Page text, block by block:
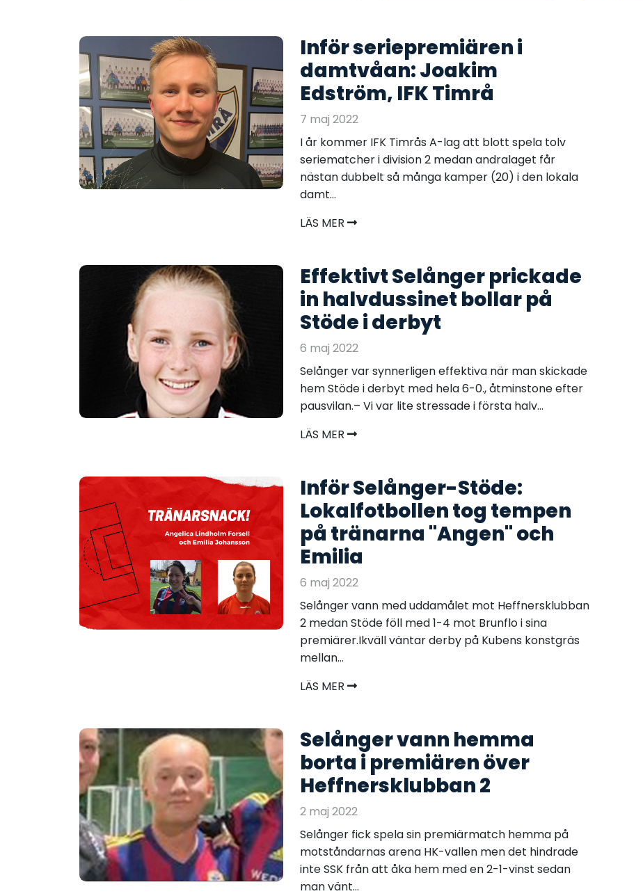
Inför seriepremiären i
damtvåan: Joakim
Edström, IFK Timrå
7 maj 2022
I år kommer IFK Timrås A-lag att blott spela tolv
seriematcher i division 2 medan andralaget får
nästan dubbelt så många kamper (20) i den lokala
damt...
LÄS MER
Effektivt Selånger prickade
in halvdussinet bollar på
Stöde i derbyt
6 maj 2022
Selånger var synnerligen effektiva när man skickade
hem Stöde i derbyt med hela 6-0., åtminstone efter
pausvilan.– Vi var lite stressade i första halv...
LÄS MER
Inför Selånger-Stöde:
Lokalfotbollen tog tempen
på tränarna "Angen" och
Emilia
6 maj 2022
Selånger vann med uddamålet mot Heffnersklubban
2 medan Stöde föll med 1-4 mot Brunflo i sina
premiärer.Ikväll väntar derby på Kubens konstgräs
mellan...
LÄS MER
Selånger vann hemma
borta i premiären över
Heffnersklubban 2
2 maj 2022
Selånger fick spela sin premiärmatch hemma på
motståndarnas arena HK-vallen men det hindrade
inte SSK från att åka hem med en 2-1-vinst sedan
man vänt...